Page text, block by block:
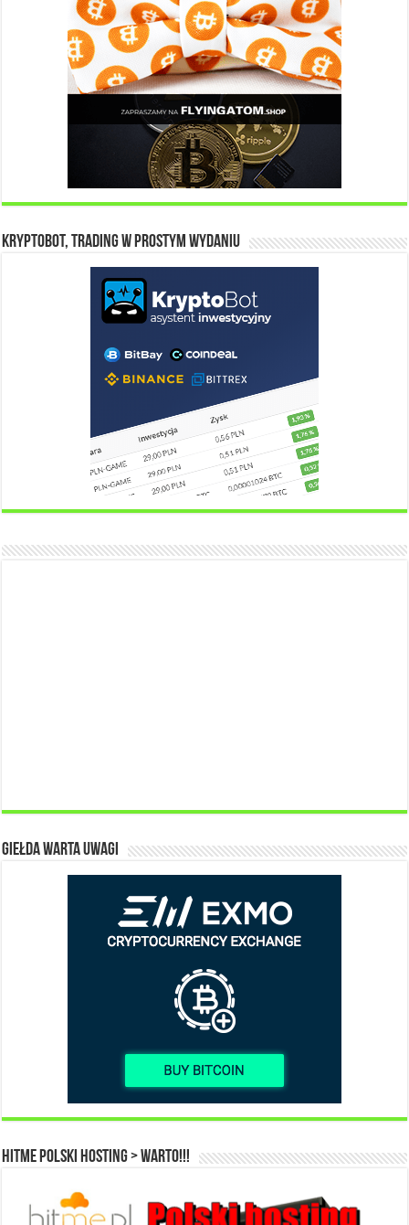
KryptoBot, trading w prostym wydaniu
Giełda warta uwagi
HITME Polski Hosting > WARTO!!!